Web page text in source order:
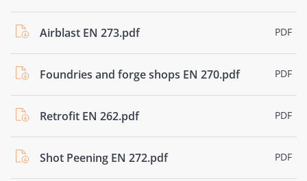
Airblast EN 273.pdf PDF
Foundries and forge shops EN 270.pdf PDF
Retrofit EN 262.pdf PDF
Shot Peening EN 272.pdf PDF